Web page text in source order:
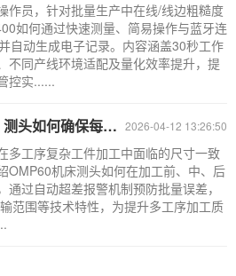
作员，针对批量生产中在线/线边粗糙度
如何通过快速测量、简易操作与蓝牙连
自动生成电子记录。内容涵盖30秒工作
不同产线环境适配及量化效率提升，提
控实......
2026-04-12 13:26:50
尺寸一致性并自动超差报警？
多工序复杂工件加工中面临的尺寸一致
OMP60机床测头如何在加工前、中、后
过自动超差报警机制预防批量误差，
范围等技术特性，为提升多工序加工质